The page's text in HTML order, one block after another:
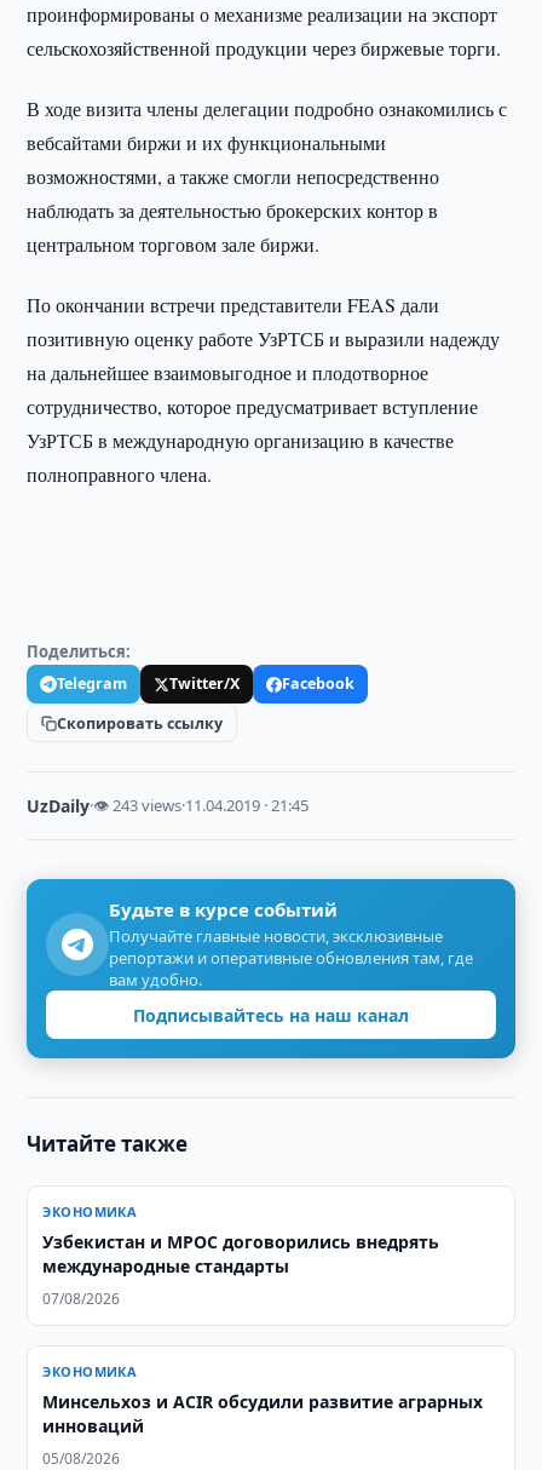
проинформированы о механизме реализации на экспорт
сельскохозяйственной продукции через биржевые торги.
В ходе визита члены делегации подробно ознакомились с
вебсайтами биржи и их функциональными
возможностями, а также смогли непосредственно
наблюдать за деятельностью брокерских контор в
центральном торговом зале биржи.
По окончании встречи представители FEAS дали
позитивную оценку работе УзРТСБ и выразили надежду
на дальнейшее взаимовыгодное и плодотворное
сотрудничество, которое предусматривает вступление
УзРТСБ в международную организацию в качестве
полноправного члена.
Поделиться:
Telegram Twitter/X
Facebook
Скопировать ссылку
UzDaily·👁 243 views·11.04.2019 · 21:45
Будьте в курсе событий
Получайте главные новости, эксклюзивные
репортажи и оперативные обновления там, где
вам удобно.
Подписывайтесь на наш канал
Читайте также
ЭКОНОМИКА
Узбекистан и MPOC договорились внедрять
международные стандарты
07/08/2026
ЭКОНОМИКА
Минсельхоз и ACIR обсудили развитие аграрных
инноваций
05/08/2026